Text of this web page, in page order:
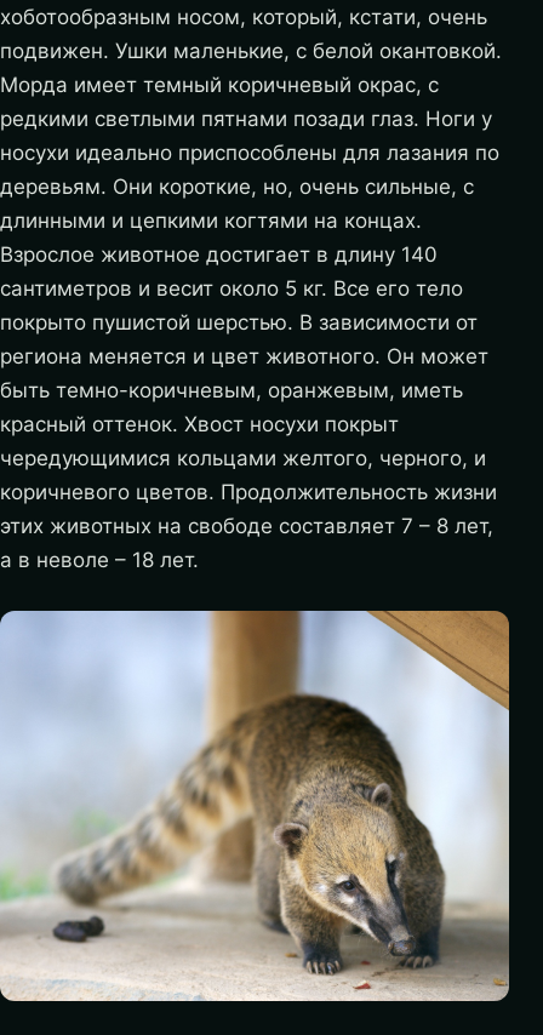
хоботообразным носом, который, кстати, очень
подвижен. Ушки маленькие, с белой окантовкой.
Морда имеет темный коричневый окрас, с
редкими светлыми пятнами позади глаз. Ноги у
носухи идеально приспособлены для лазания по
деревьям. Они короткие, но, очень сильные, с
длинными и цепкими когтями на концах.
Взрослое животное достигает в длину 140
сантиметров и весит около 5 кг. Все его тело
покрыто пушистой шерстью. В зависимости от
региона меняется и цвет животного. Он может
быть темно-коричневым, оранжевым, иметь
красный оттенок. Хвост носухи покрыт
чередующимися кольцами желтого, черного, и
коричневого цветов. Продолжительность жизни
этих животных на свободе составляет 7 – 8 лет,
а в неволе – 18 лет.